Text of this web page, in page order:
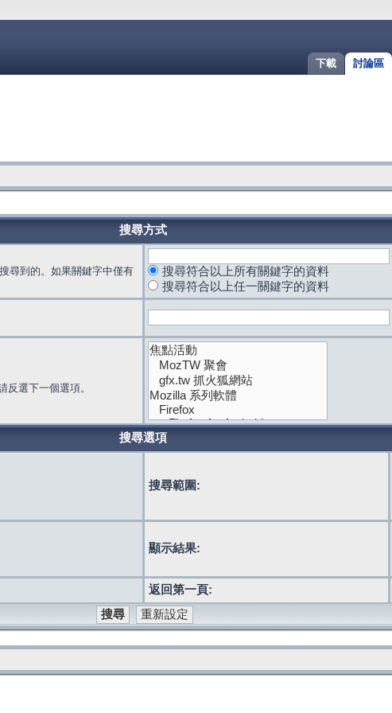
討論區
下載
搜尋方式
尋到的。如果關鍵字中僅有
搜尋符合以上所有關鍵字的資料
搜尋符合以上任一關鍵字的資料
選下一個選項。
搜尋選項
搜尋範圍:
顯示結果:
返回第一頁: